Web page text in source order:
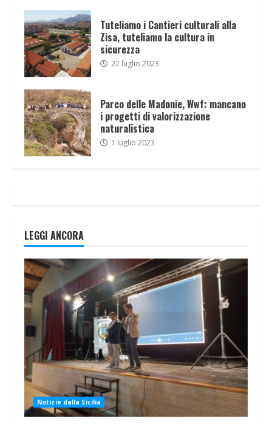
Tuteliamo i Cantieri culturali alla
Zisa, tuteliamo la cultura in
sicurezza
22 luglio 2023
Parco delle Madonie, Wwf: mancano
i progetti di valorizzazione
naturalistica
1 luglio 2023
LEGGI ANCORA
Notizie dalla Sicilia